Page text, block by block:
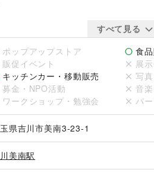
ネージ館内放映
）×期間日数分を頂戴いたします。
。
すべて見る
ポップアップストア
食
販促イベント
展
キッチンカー・移動販売
写
募金・NPO活動
音
ワークショップ・勉強会
パ
県吉川市美南3-23-1
美南駅